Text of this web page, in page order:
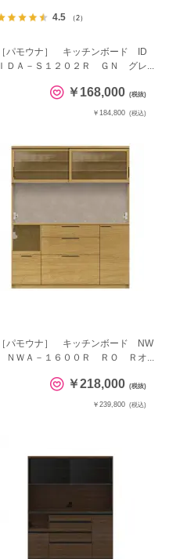
4.5 （2）
［パモウナ］ キッチンボード ID
ＩＤＡ－Ｓ１２０２Ｒ ＧＮ グレ...
￥168,000 (税抜)
￥184,800 (税込)
［パモウナ］ キッチンボード NW
ＮＷＡ－１６００Ｒ ＲＯ Ｒオ...
￥218,000 (税抜)
￥239,800 (税込)